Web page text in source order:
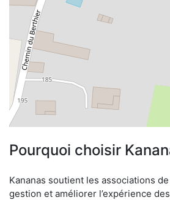
Pourquoi choisir
Kananas soutient les associations
gestion et améliorer l’expérience